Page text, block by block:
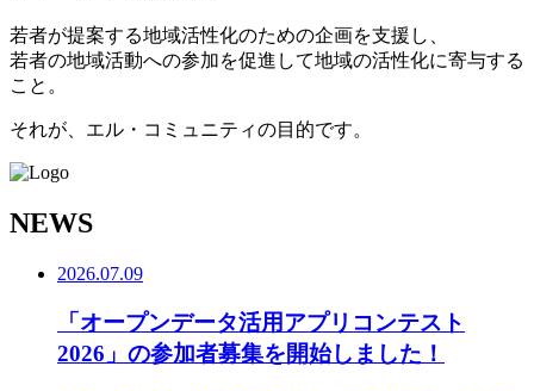
若者が提案する地域活性化のための企画を支援し、
若者の地域活動への参加を促進して地域の活性化に寄与する
こと。
それが、エル・コミュニティの目的です。
NEWS
2026.07.09
「オープンデータ活用アプリコンテスト
2026」の参加者募集を開始しました！